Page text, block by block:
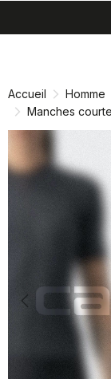
directement
navigation
directement
Accueil Homme
Manches
Previous